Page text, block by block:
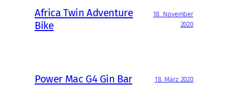
Africa Twin Adventure
Bike
18. November
2020
Power Mac G4 Gin Bar 18. März 2020